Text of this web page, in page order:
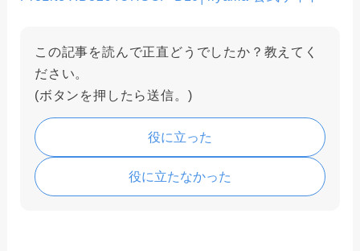
この記事を読んで正直どうでしたか？教えてく
ださい。
(ボタンを押したら送信。)
役に立った
役に立たなかった